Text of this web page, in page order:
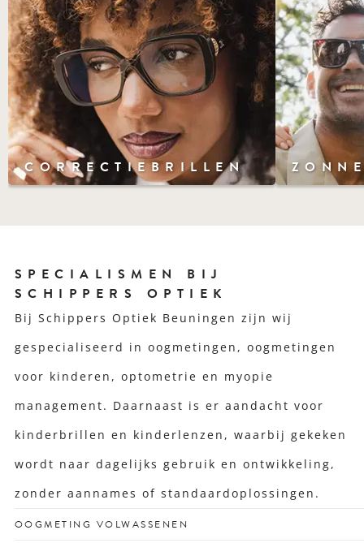
CORRECTIEBRILLEN
SPECIALISMEN BIJ
SCHIPPERS OPTIEK
Bij Schippers Optiek Beuningen zijn wij
gespecialiseerd in oogmetingen, oogmetingen
voor kinderen, optometrie en myopie
management. Daarnaast is er aandacht voor
kinderbrillen en kinderlenzen, waarbij gekeken
wordt naar dagelijks gebruik en ontwikkeling,
zonder aannames of standaardoplossingen.
OOGMETING VOLWASSENEN